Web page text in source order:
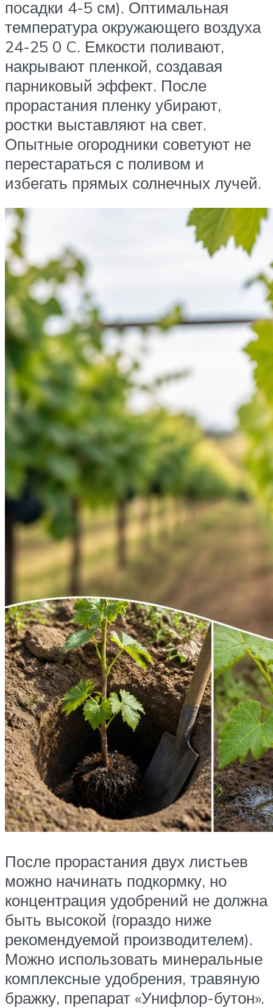
посадки 4-5 см). Оптимальная
температура окружающего воздуха
24-25 0 C. Емкости поливают,
накрывают пленкой, создавая
парниковый эффект. После
прорастания пленку убирают,
ростки выставляют на свет.
Опытные огородники советуют не
перестараться с поливом и
избегать прямых солнечных лучей.
После прорастания двух листьев
можно начинать подкормку, но
концентрация удобрений не должна
быть высокой (гораздо ниже
рекомендуемой производителем).
Можно использовать минеральные
комплексные удобрения, травяную
бражку, препарат «Унифлор-бутон».